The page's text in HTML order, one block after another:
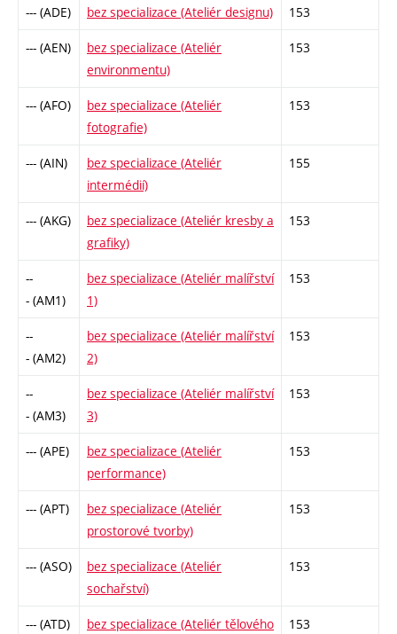
--- (ADE) bez specializace (Ateliér designu) 153
--- (AEN)
bez specializace (Ateliér
environmentu)
153
--- (AFO)
bez specializace (Ateliér
fotografie)
153
--- (AIN)
bez specializace (Ateliér
intermédií)
155
--- (AKG)
bez specializace (Ateliér kresby a
grafiky)
153
--
- (AM1)
bez specializace (Ateliér malířství
1)
153
--
- (AM2)
bez specializace (Ateliér malířství
2)
153
--
- (AM3)
bez specializace (Ateliér malířství
3)
153
--- (APE)
bez specializace (Ateliér
performance)
153
--- (APT)
bez specializace (Ateliér
prostorové tvorby)
153
--- (ASO)
bez specializace (Ateliér
sochařství)
153
--- (ATD)
bez specializace (Ateliér tělového
153